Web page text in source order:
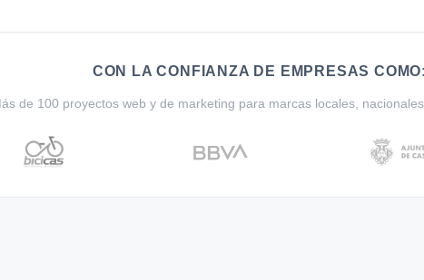
CON LA CONFIANZA DE EMPRESAS COMO:
de 100 proyectos web y de marketing para marcas locales,